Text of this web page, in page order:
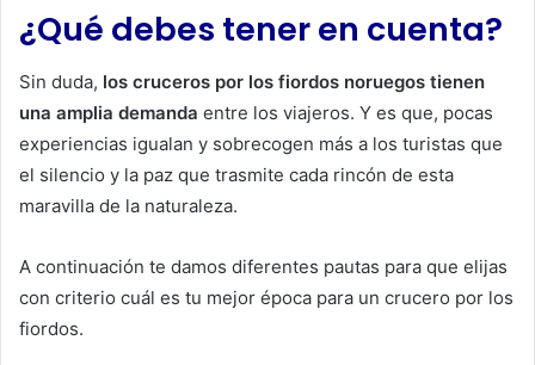
¿Qué debes tener en cuenta?
Sin duda, los cruceros por los fiordos noruegos tienen
una amplia demanda entre los viajeros. Y es que, pocas
experiencias igualan y sobrecogen más a los turistas que
el silencio y la paz que trasmite cada rincón de esta
maravilla de la naturaleza.
A continuación te damos diferentes pautas para que elijas
con criterio cuál es tu mejor época para un crucero por los
fiordos.